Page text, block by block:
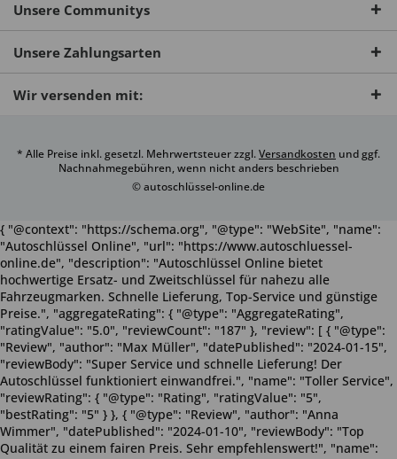
Unsere Communitys
Unsere Zahlungsarten
Wir versenden mit:
* Alle Preise inkl. gesetzl. Mehrwertsteuer zzgl.Versandkosten und ggf.
Nachnahmegebühren, wenn nicht anders beschrieben
© autoschlüssel-online.de
{ "@context": "https://schema.org", "@type": "WebSite", "name":
"Autoschlüssel Online", "url": "https://www.autoschluessel-
online.de", "description": "Autoschlüssel Online bietet
hochwertige Ersatz- und Zweitschlüssel für nahezu alle
Fahrzeugmarken. Schnelle Lieferung, Top-Service und günstige
Preise.", "aggregateRating": { "@type": "AggregateRating",
"ratingValue": "5.0", "reviewCount": "187" }, "review": [ { "@type":
"Review", "author": "Max Müller", "datePublished": "2024-01-15",
"reviewBody": "Super Service und schnelle Lieferung! Der
Autoschlüssel funktioniert einwandfrei.", "name": "Toller Service",
"reviewRating": { "@type": "Rating", "ratingValue": "5",
"bestRating": "5" } }, { "@type": "Review", "author": "Anna
Wimmer", "datePublished": "2024-01-10", "reviewBody": "Top
Qualität zu einem fairen Preis. Sehr empfehlenswert!", "name":